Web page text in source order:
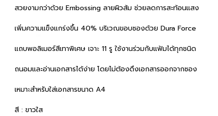
สวยงามกว่าด้วย Embossing ลายผิวส้ม ช่วยลดการสะท้อนแสง
เพิ่มความแข็งแกร่งขึ้น 40% บริเวณขอบซองด้วย Dura Force
แถบพอลิเมอร์สีเทาพิเศษ เจาะ 11 รู ใช้งานร่วมกับแฟ้มได้ทุกชนิด
ถนอมและอ่านเอกสารได้ง่าย โดยไม่ต้องดึงเอกสารออกจากซอง
เหมาะสำหรับใส่เอกสารขนาด A4
สี : ขาวใส